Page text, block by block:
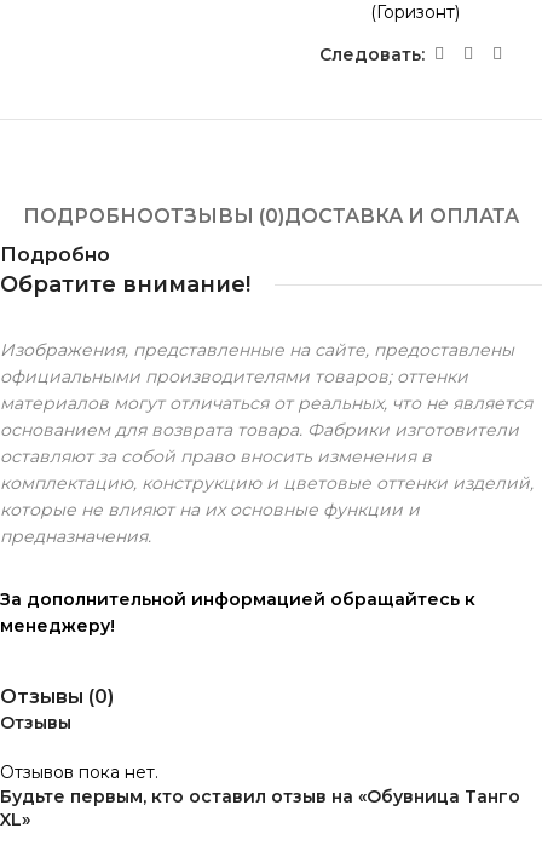
(Горизонт)
Следовать:
ПОДРОБНООТЗЫВЫ (0)ДОСТАВКА И ОПЛАТА
Подробно
Обратите внимание!
Изображения, представленные на сайте, предоставлены
официальными производителями товаров; оттенки
материалов могут отличаться от реальных, что не является
основанием для возврата товара. Фабрики изготовители
оставляют за собой право вносить изменения в
комплектацию, конструкцию и цветовые оттенки изделий,
которые не влияют на их основные функции и
предназначения.
За дополнительной информацией обращайтесь к
менеджеру!
Отзывы (0)
Отзывы
Отзывов пока нет.
Будьте первым, кто оставил отзыв на «Обувница Танго
XL»